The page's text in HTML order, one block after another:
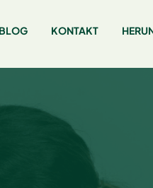
BLOG KONTAKT